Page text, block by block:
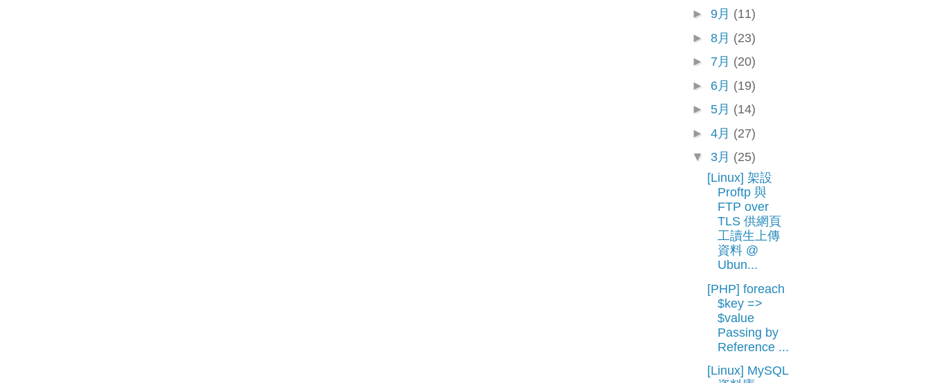
► 9月 (11)
► 8月 (23)
► 7月 (20)
► 6月 (19)
► 5月 (14)
► 4月 (27)
▼ 3月 (25)
[Linux] 架設
Proftp 與
FTP over
TLS 供網頁
工讀生上傳
資料 @
Ubun...
[PHP] foreach
$key =>
$value
Passing by
Reference ...
[Linux] MySQL